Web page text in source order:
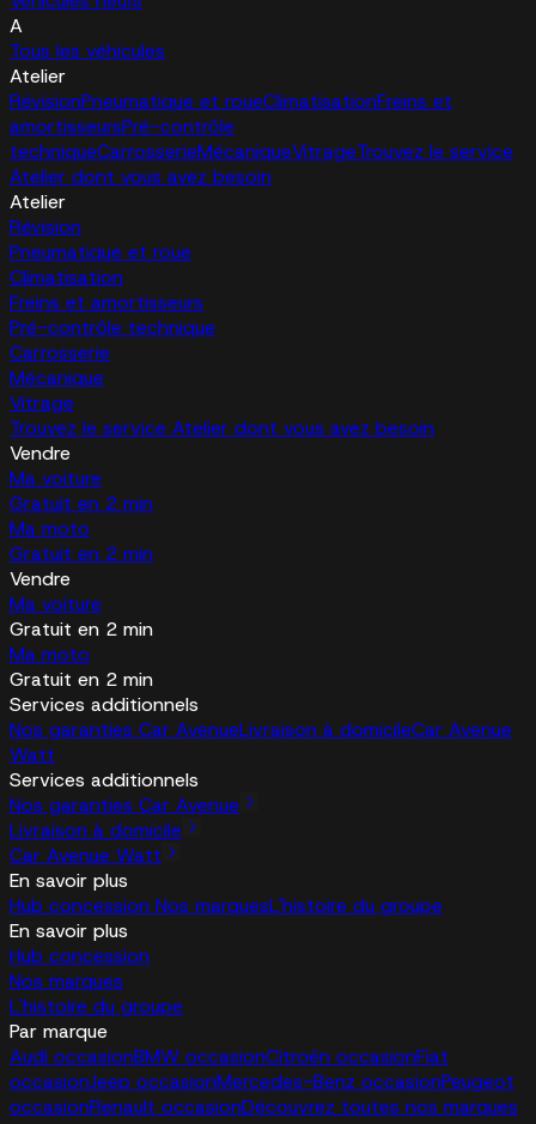
A
Tous les véhicules
Atelier
RévisionPneumatique et roueClimatisationFreins et
amortisseursPré-contrôle
techniqueCarrosserieMécaniqueVitrageTrouvez le service
Atelier dont vous avez besoin
Atelier
Révision
Pneumatique et roue
Climatisation
Freins et amortisseurs
Pré-contrôle technique
Carrosserie
Mécanique
Vitrage
Trouvez le service Atelier dont vous avez besoin
Vendre
Ma voiture
Gratuit en 2 min
Ma moto
Gratuit en 2 min
Vendre
Ma voiture
Gratuit en 2 min
Ma moto
Gratuit en 2 min
Services additionnels
Nos garanties Car AvenueLivraison à domicileCar Avenue
Watt
Services additionnels
Nos garanties Car Avenue
Livraison à domicile
Car Avenue Watt
En savoir plus
Hub concession Nos marquesL'histoire du groupe
En savoir plus
Hub concession
Nos marques
L'histoire du groupe
Par marque
Audi occasionBMW occasionCitroën occasionFiat
occasionJeep occasionMercedes-Benz occasionPeugeot
occasionRenault occasionDécouvrez toutes nos marques